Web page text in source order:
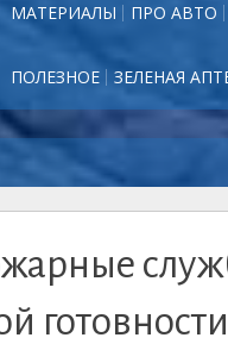
МАТЕРИАЛЫ ПРО АВТО
ПОЛЕЗНОЕ ЗЕЛЕНАЯ
готовности